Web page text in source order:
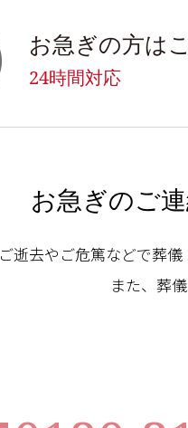
お急ぎの方はこちら
お急ぎの方は
24時間対応
お急ぎのご連
ご逝去やご危篤などで葬
また、葬